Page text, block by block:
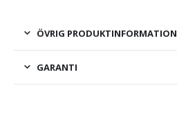
ÖVRIG PRODUKTINFORMATION
GARANTI